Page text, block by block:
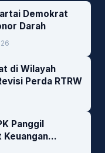
Demokrat
Darah
di Wilayah
Perda RTRW
Panggil
Keuangan